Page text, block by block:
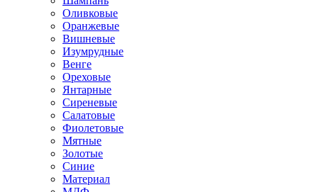
Оливковые
Оранжевые
Вишневые
Изумрудные
Венге
Ореховые
Янтарные
Сиреневые
Салатовые
Фиолетовые
Мятные
Золотые
Синие
Материал